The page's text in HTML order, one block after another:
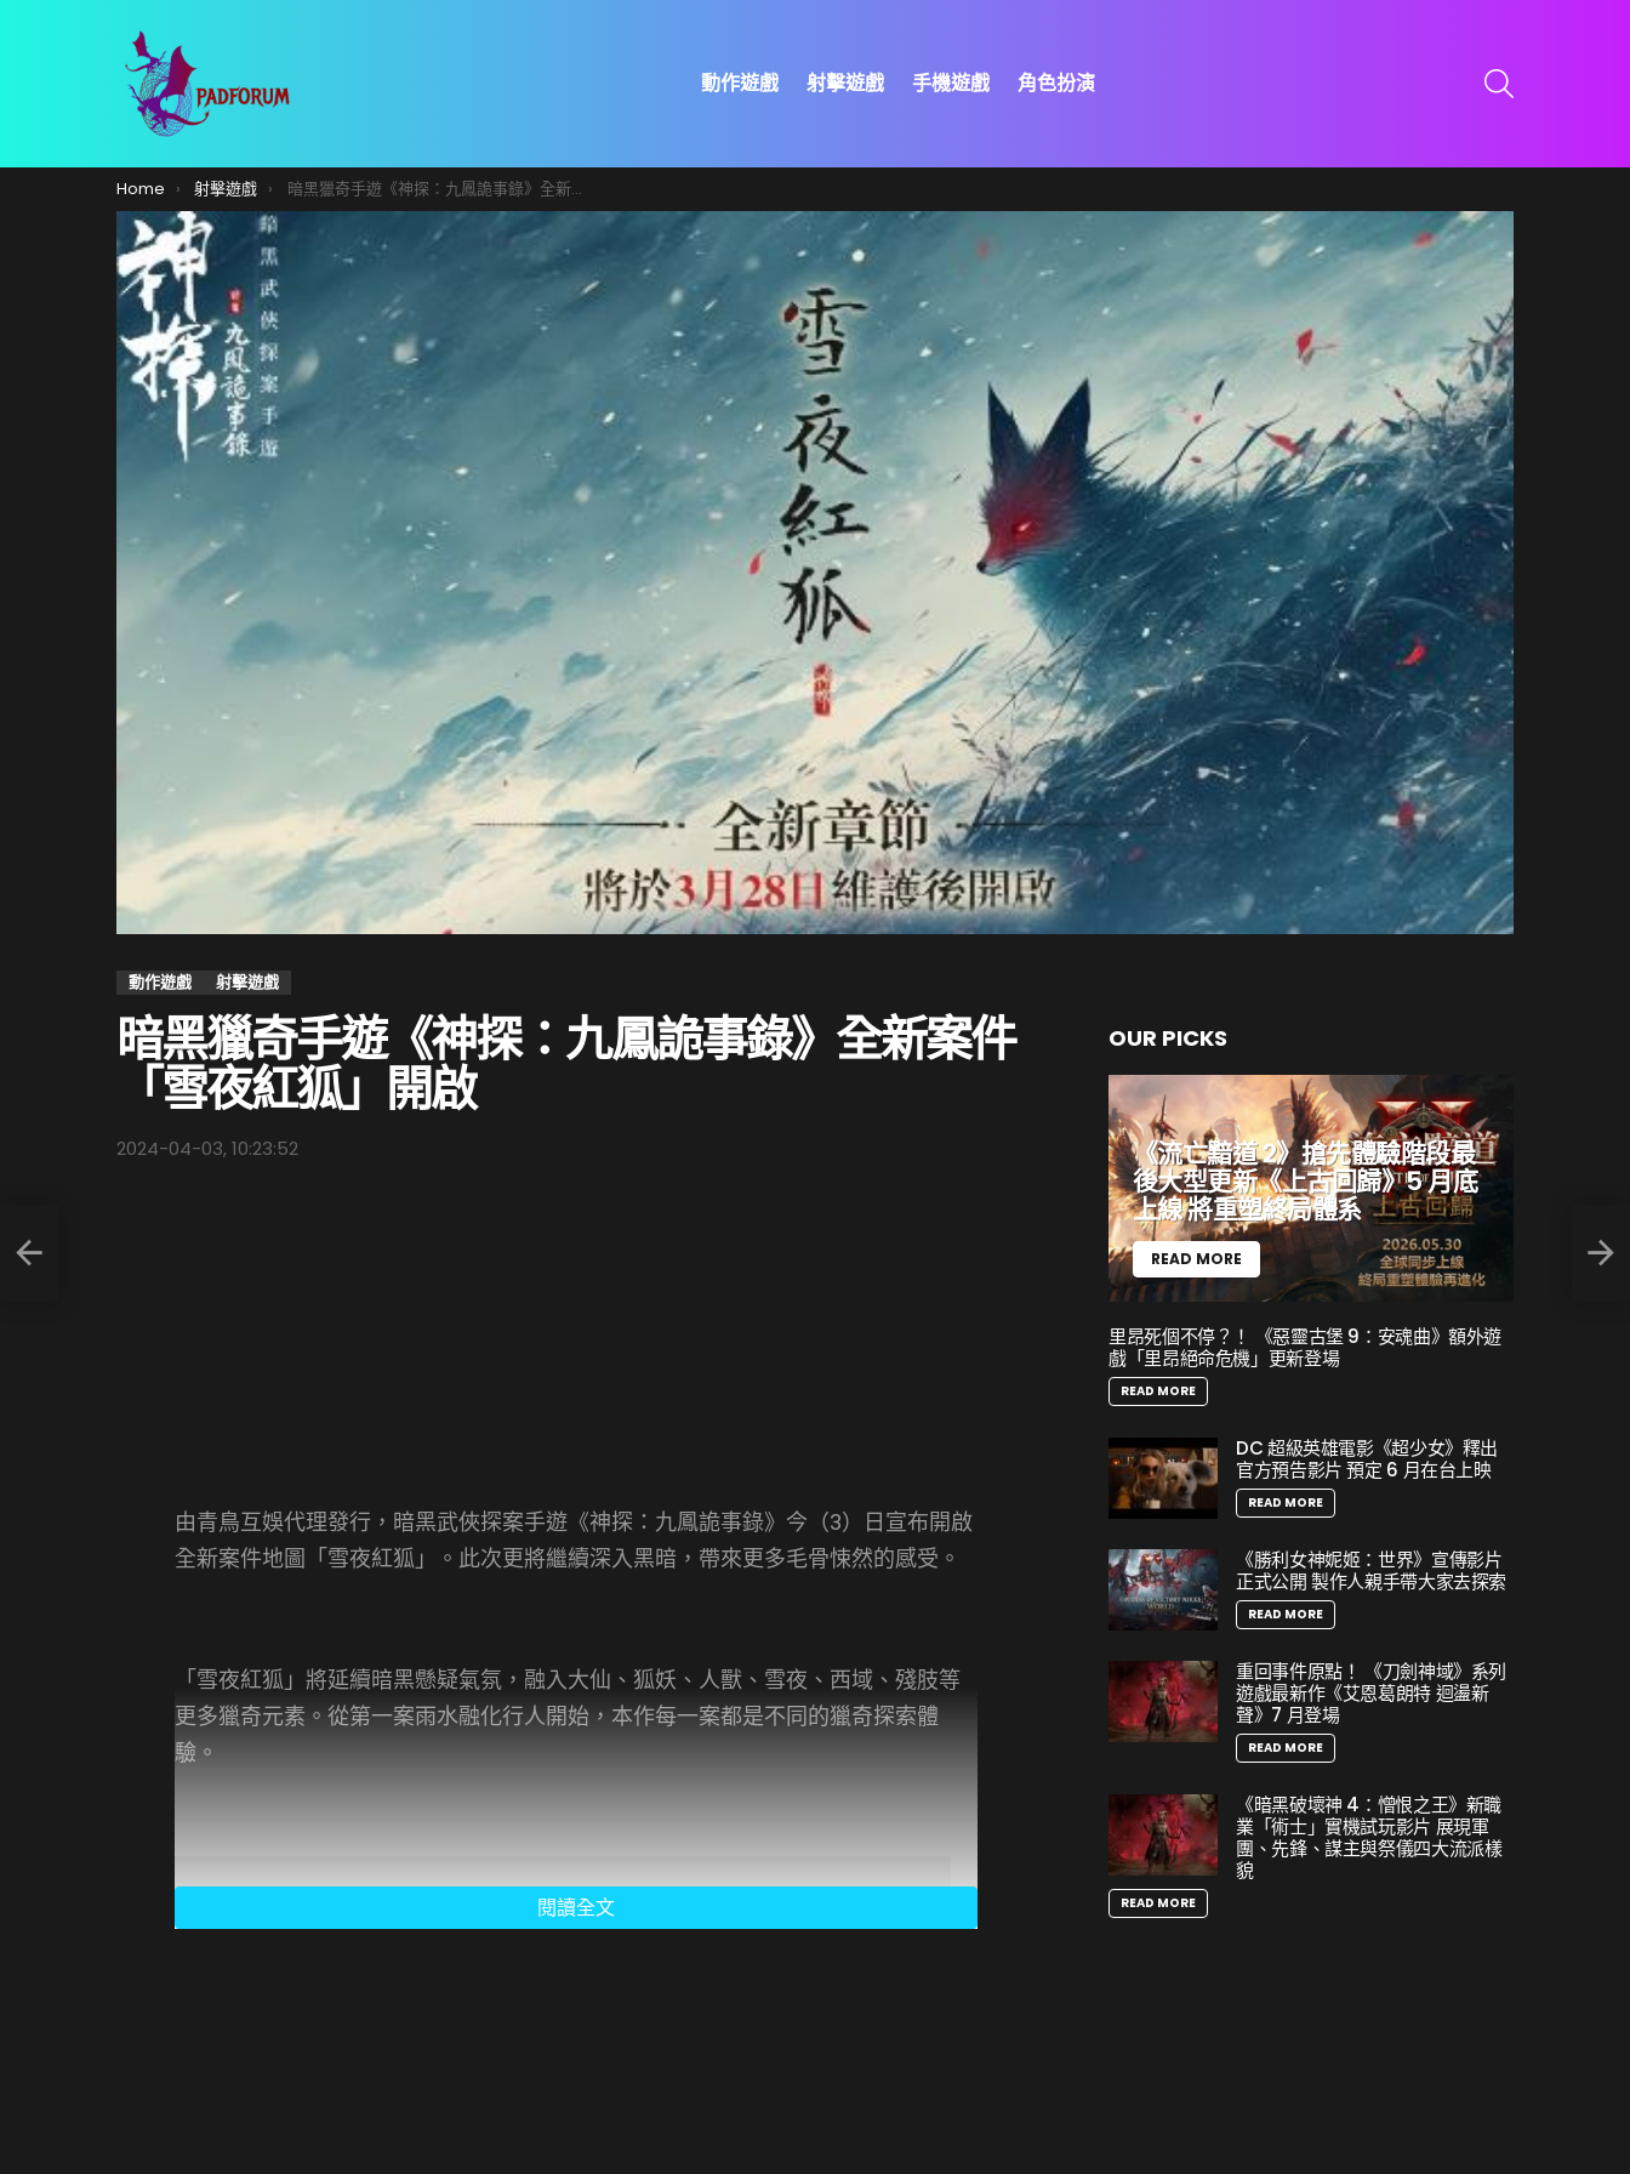
動作遊戲 射擊遊戲 手機遊戲 角色扮演
You are here:
Home 射擊遊戲 暗黑獵奇手遊《神探：九鳳詭事錄》全新案件「雪夜紅狐」開啟
動作遊戲 射擊遊戲
暗黑獵奇手遊《神探：九鳳詭事錄》全新案件
「雪夜紅狐」開啟
2024-04-03, 10:23:52
由青鳥互娛代理發行，暗黑武俠探案手遊《神探：九鳳詭事錄》今（3）日宣布開啟
全新案件地圖「雪夜紅狐」。此次更將繼續深入黑暗，帶來更多毛骨悚然的感受。
「雪夜紅狐」將延續暗黑懸疑氣氛，融入大仙、狐妖、人獸、雪夜、西域、殘肢等
更多獵奇元素。從第一案雨水融化行人開始，本作每一案都是不同的獵奇探索體
驗。
閱讀全文
OUR PICKS
《流亡黯道 2》搶先體驗階段最
後大型更新《上古回歸》5 月底
上線 將重塑終局體系
READ MORE
里昂死個不停？！ 《惡靈古堡 9：安魂曲》額外遊
戲「里昂絕命危機」更新登場
READ MORE
DC 超級英雄電影《超少女》釋出
官方預告影片 預定 6 月在台上映
READ MORE
《勝利女神妮姬：世界》宣傳影片
正式公開 製作人親手帶大家去探索
READ MORE
重回事件原點！ 《刀劍神域》系列
遊戲最新作《艾恩葛朗特 迴盪新
聲》7 月登場
READ MORE
《暗黑破壞神 4：憎恨之王》新職
業「術士」實機試玩影片 展現軍
團、先鋒、謀主與祭儀四大流派樣
貌
READ MORE
德
像
市